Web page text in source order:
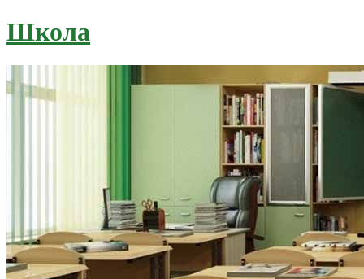
Школа